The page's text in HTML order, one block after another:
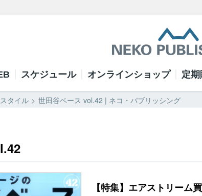
スケジュール オンラインショップ 定
タイル 世田谷ベース vol.42 | ネコ・パブリッシング
【特集】エアストリーム